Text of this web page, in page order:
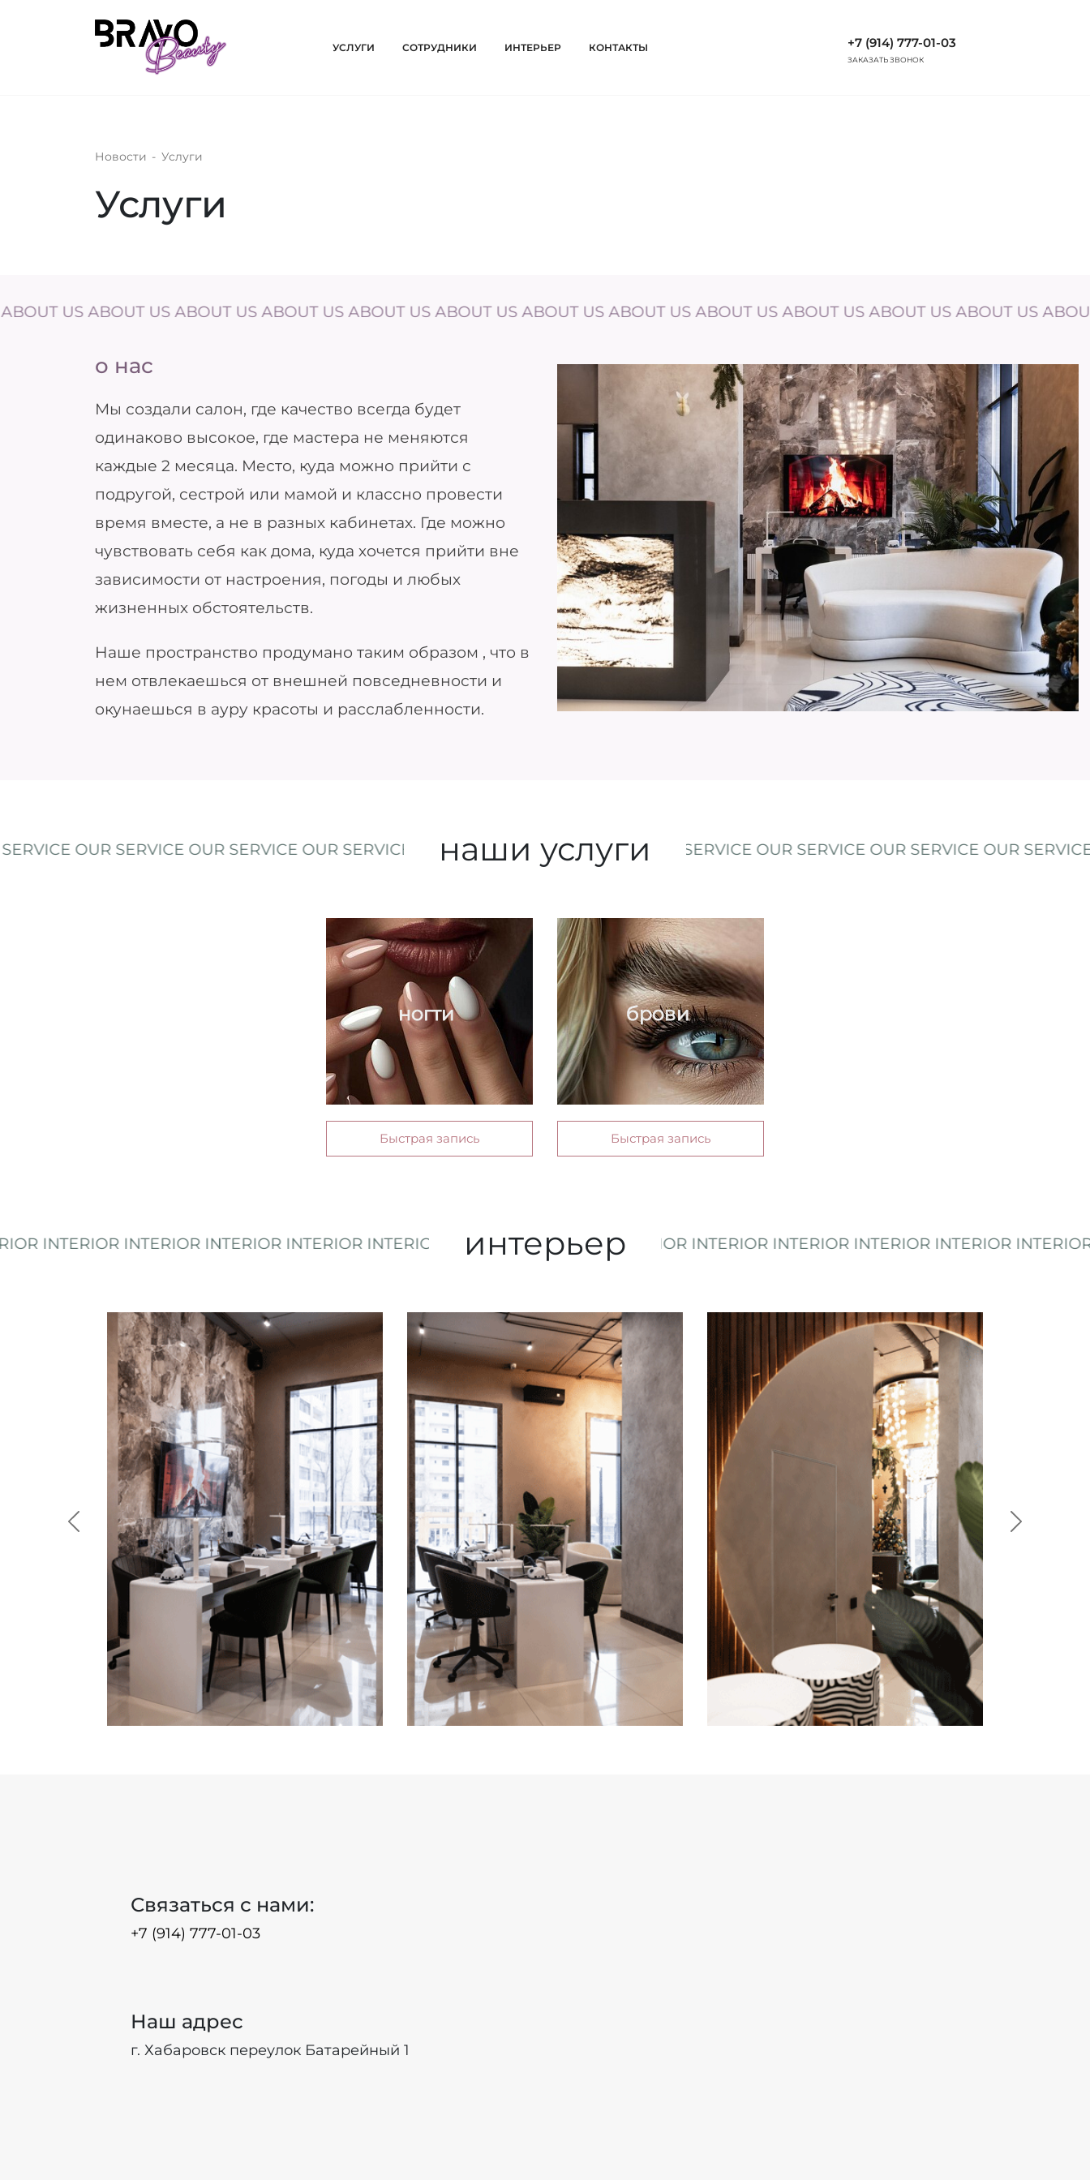
УСЛУГИ СОТРУДНИКИ ИНТЕРЬЕР КОНТАКТЫ +7 (914) 777-01-03
ЗАКАЗАТЬ ЗВОНОК
Новости - Услуги
Услуги
ABOUT US ABOUT US ABOUT US ABOUT US ABOUT US ABOUT US ABOUT US ABOUT US ABOUT US ABOUT US ABOUT US ABOUT
о нас
Мы создали салон, где качество всегда будет
одинаково высокое, где мастера не меняются
каждые 2 месяца. Место, куда можно прийти с
подругой, сестрой или мамой и классно провести
время вместе, а не в разных кабинетах. Где можно
чувствовать себя как дома, куда хочется прийти вне
зависимости от настроения, погоды и любых
жизненных обстоятельств.
Наше пространство продумано таким образом , что в
нем отвлекаешься от внешней повседневности и
окунаешься в ауру красоты и расслабленности.
SERVICE OUR SERVICE OUR SERVICE OUR SERVICE OUR SERVICE OUR SERVICE OUR SERVICE OUR SERVICE OUR SERVICE
наши услуги
ногти
Быстрая запись
брови
Быстрая запись
INTERIOR INTERIOR INTERIOR INTERIOR INTERIOR INTERIOR INTERIOR INTERIOR INTERIOR INTERIOR INTERIOR INTERIOR
интерьер
Связаться с нами:
+7 (914) 777-01-03
Наш адрес
г. Хабаровск переулок Батарейный 1